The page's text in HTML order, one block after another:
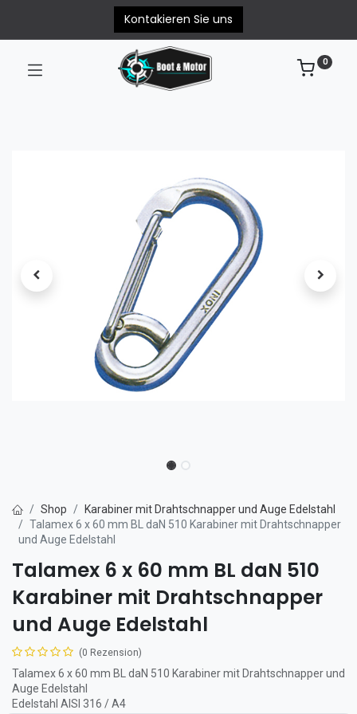
Kontakieren Sie uns
0
Shop
Karabiner mit Drahtschnapper und Auge Edelstahl
Talamex 6 x 60 mm BL daN 510 Karabiner mit Drahtschnapper
und Auge Edelstahl
Talamex 6 x 60 mm BL daN 510
Karabiner mit Drahtschnapper
und Auge Edelstahl
(0 Rezension)
Talamex 6 x 60 mm BL daN 510 Karabiner mit Drahtschnapper und
Auge Edelstahl
Edelstahl AISI 316 / A4